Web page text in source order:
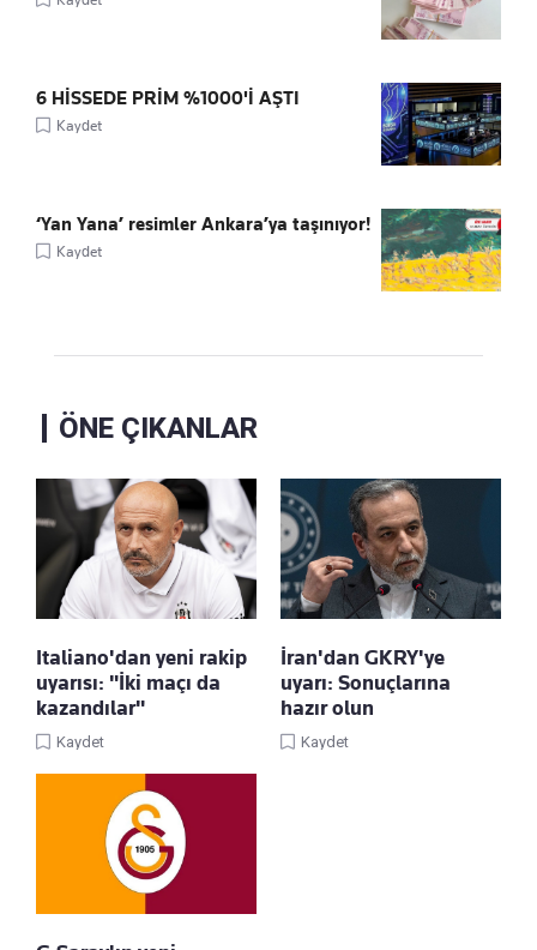
6 HİSSEDE PRİM %1000'İ AŞTI
Kaydet
‘Yan Yana’ resimler Ankara’ya taşınıyor!
Kaydet
ÖNE ÇIKANLAR
Italiano'dan yeni rakip
uyarısı: "İki maçı da
kazandılar"
Kaydet
İran'dan GKRY'ye
uyarı: Sonuçlarına
hazır olun
Kaydet